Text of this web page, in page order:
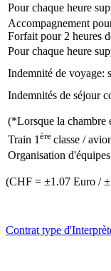
Pour chaque heure
Accompagnement
Forfait pour 2 heures
Pour chaque heure
Indemnité de voyage:
Indemnités de séjour
(*Lorsque la chambre
Train 1 ère classe /
Organisation
(CHF = ±1.07 Euro /
Contrat type